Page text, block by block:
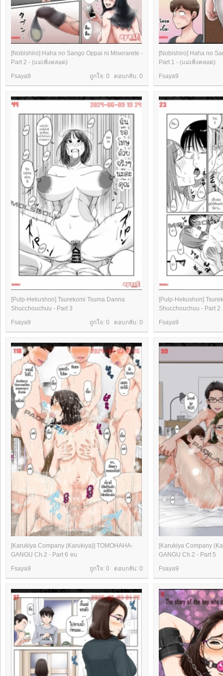
[Nobishiro] Haha no Sango Oppai ni Miserarete -
Part 2 - (แม่เพิ่งคลอด)
ถูกใจ: 0 ตอบกลับ: 0
Fsaya9
[Nobishiro] Haha no
Part 1 - (แม่เพิ่งคลอด)
Fsaya9
[Pulp-Hekushon] Tsurekomi Tsuma Danna
Shucchouchuu - Part 3
ถูกใจ: 0 ตอบกลับ: 0
Fsaya9
[Pulp-Hekushon]
Shucchouchuu - Part 2
Fsaya9
[Karukiya Company (Karukiya)] TOMOHAHA-
GANGU Ch.2 - Part 6 จบ
ถูกใจ: 0 ตอบกลับ: 0
Fsaya9
[Karukiya Company
GANGU Ch.2 - Part 5
Fsaya9